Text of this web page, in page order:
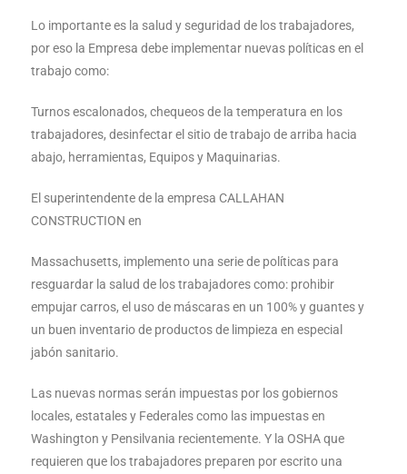
Lo importante es la salud y seguridad de los trabajadores,
por eso la Empresa debe implementar nuevas políticas en el
trabajo como:
Turnos escalonados, chequeos de la temperatura en los
trabajadores, desinfectar el sitio de trabajo de arriba hacia
abajo, herramientas, Equipos y Maquinarias.
El superintendente de la empresa CALLAHAN
CONSTRUCTION en
Massachusetts, implemento una serie de políticas para
resguardar la salud de los trabajadores como: prohibir
empujar carros, el uso de máscaras en un 100% y guantes y
un buen inventario de productos de limpieza en especial
jabón sanitario.
Las nuevas normas serán impuestas por los gobiernos
locales, estatales y Federales como las impuestas en
Washington y Pensilvania recientemente. Y la OSHA que
requieren que los trabajadores preparen por escrito una